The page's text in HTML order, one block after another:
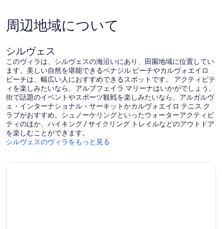
周辺地域について
シルヴェス
このヴィラは、シルヴェスの海沿いにあり、田園地域に位置してい
ます。美しい自然を堪能できるベナジル ビーチやカルヴォエイロ
ビーチは、幅広い人におすすめできるスポットです。 アクティビテ
ィを楽しみたいなら、アルブフェイラ マリーナはいかがでしょう。
街で話題のイベントやスポーツ観戦を楽しみたいなら、アルガルヴ
ェ・インターナショナル・サーキットかカルヴォエイロ テニス ク
ラブがおすすめ。シュノーケリングといったウォーターアクティビ
ティのほか、ハイキング / サイクリング トレイルなどのアウトドア
を楽しむことができます。
シルヴェスのヴィラをもっと見る